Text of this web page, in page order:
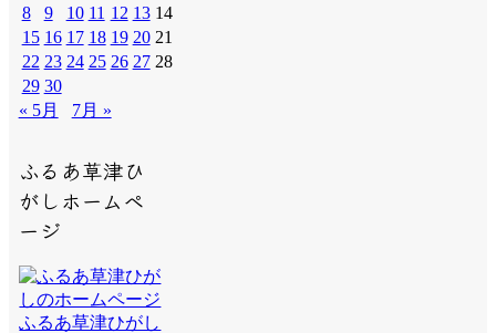
8
9 10 11 12 13 14
15 16 17 18 19 20 21
22 23 24 25 26 27 28
29 30
« 5月
7月 »
ふるあ草津ひ
がしホームペ
ージ
ふるあ草津ひがし